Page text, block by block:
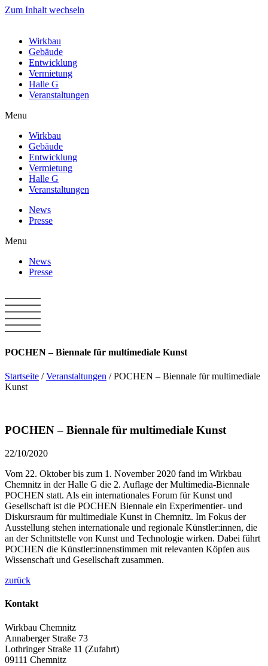
Zum Inhalt wechseln
Wirkbau
Gebäude
Entwicklung
Vermietung
Halle G
Veranstaltungen
Menu
Wirkbau
Gebäude
Entwicklung
Vermietung
Halle G
Veranstaltungen
News
Presse
Menu
News
Presse
POCHEN – Biennale für multimediale Kunst
Startseite /Veranstaltungen /POCHEN – Biennale für multimediale
Kunst
POCHEN – Biennale für multimediale Kunst
22/10/2020
Vom 22. Oktober bis zum 1. November 2020 fand im Wirkbau
Chemnitz in der Halle G die 2. Auflage der Multimedia-Biennale
POCHEN statt. Als ein internationales Forum für Kunst und
Gesellschaft ist die POCHEN Biennale ein Experimentier- und
Diskursraum für multimediale Kunst in Chemnitz. Im Fokus der
Ausstellung stehen internationale und regionale Künstler:innen, die
an der Schnittstelle von Kunst und Technologie wirken. Dabei führt
POCHEN die Künstler:innenstimmen mit relevanten Köpfen aus
Wissenschaft und Gesellschaft zusammen.
zurück
Kontakt
Wirkbau Chemnitz
Annaberger Straße 73
Lothringer Straße 11 (Zufahrt)
09111 Chemnitz